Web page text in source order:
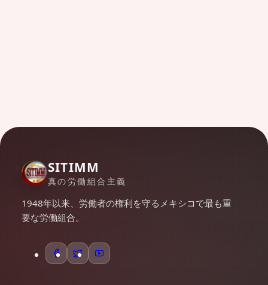
SITIMM
真の労働組合主義
1948年以来、労働者の権利を守るメキシコで最も重
要な労働組合。